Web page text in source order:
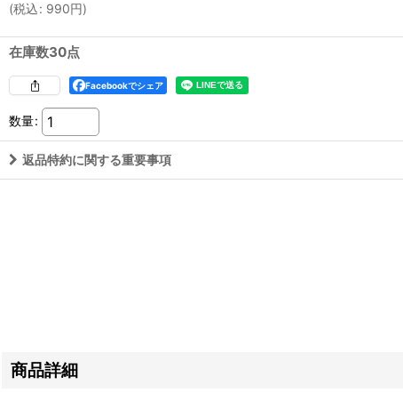
(税込: 990円)
在庫数30点
Facebookでシェア
数量:
返品特約に関する重要事項
商品詳細